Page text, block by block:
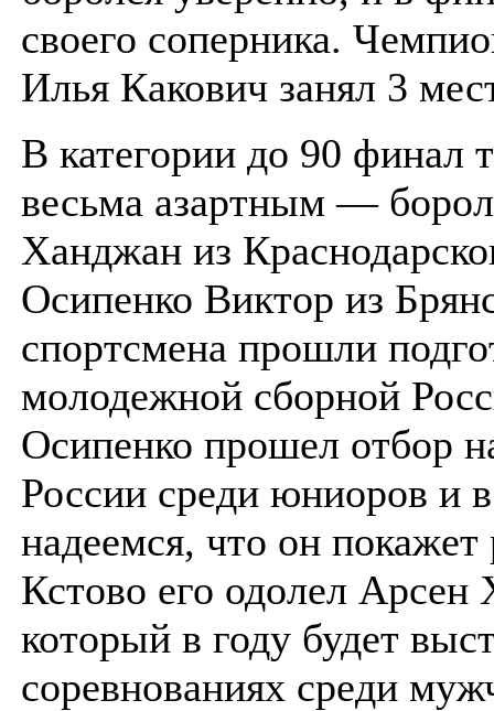
своего соперника.
Илья Какович занял 3
В категории до 90 финал
весьма азартным —
Ханджан из
Осипенко Виктор из
спортсмена прошли
молодежной сборной
Осипенко прошел отбор
России среди юниоров и
надеемся, что он покажет
Кстово его одолел Арсен
который в году будет
соревнованиях среди